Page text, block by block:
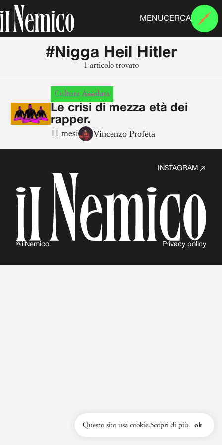
MENUCERCA
#Nigga Heil Hitler
1 articolo trovato
Cultura Assoluta
Le crisi di mezza età dei
rapper.
11 mesi Vincenzo Profeta
INSTAGRAM
@ilNemico Privacy policy
Questo sito usa cookie.Scopri di più. ok